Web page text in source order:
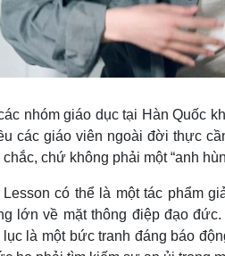
nhóm giáo dục tại Hàn Quốc
các giáo viên ngoài đời thực
chứ không phải một “anh
Lesson có thể là một tác phẩm
lớn về mặt thông điệp đạo
lục là một bức tranh đáng báo